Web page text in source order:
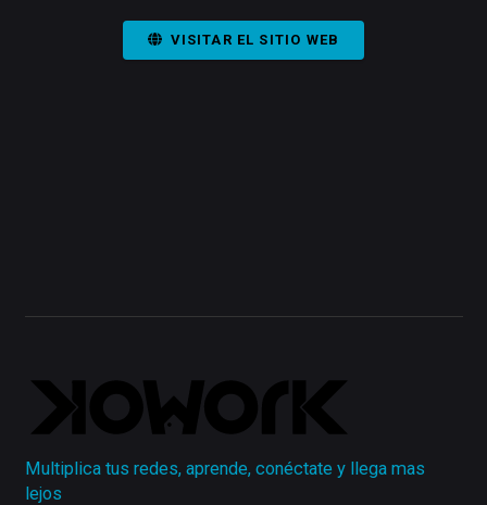
VISITAR EL SITIO WEB
Multiplica tus redes, aprende, conéctate y llega mas
lejos